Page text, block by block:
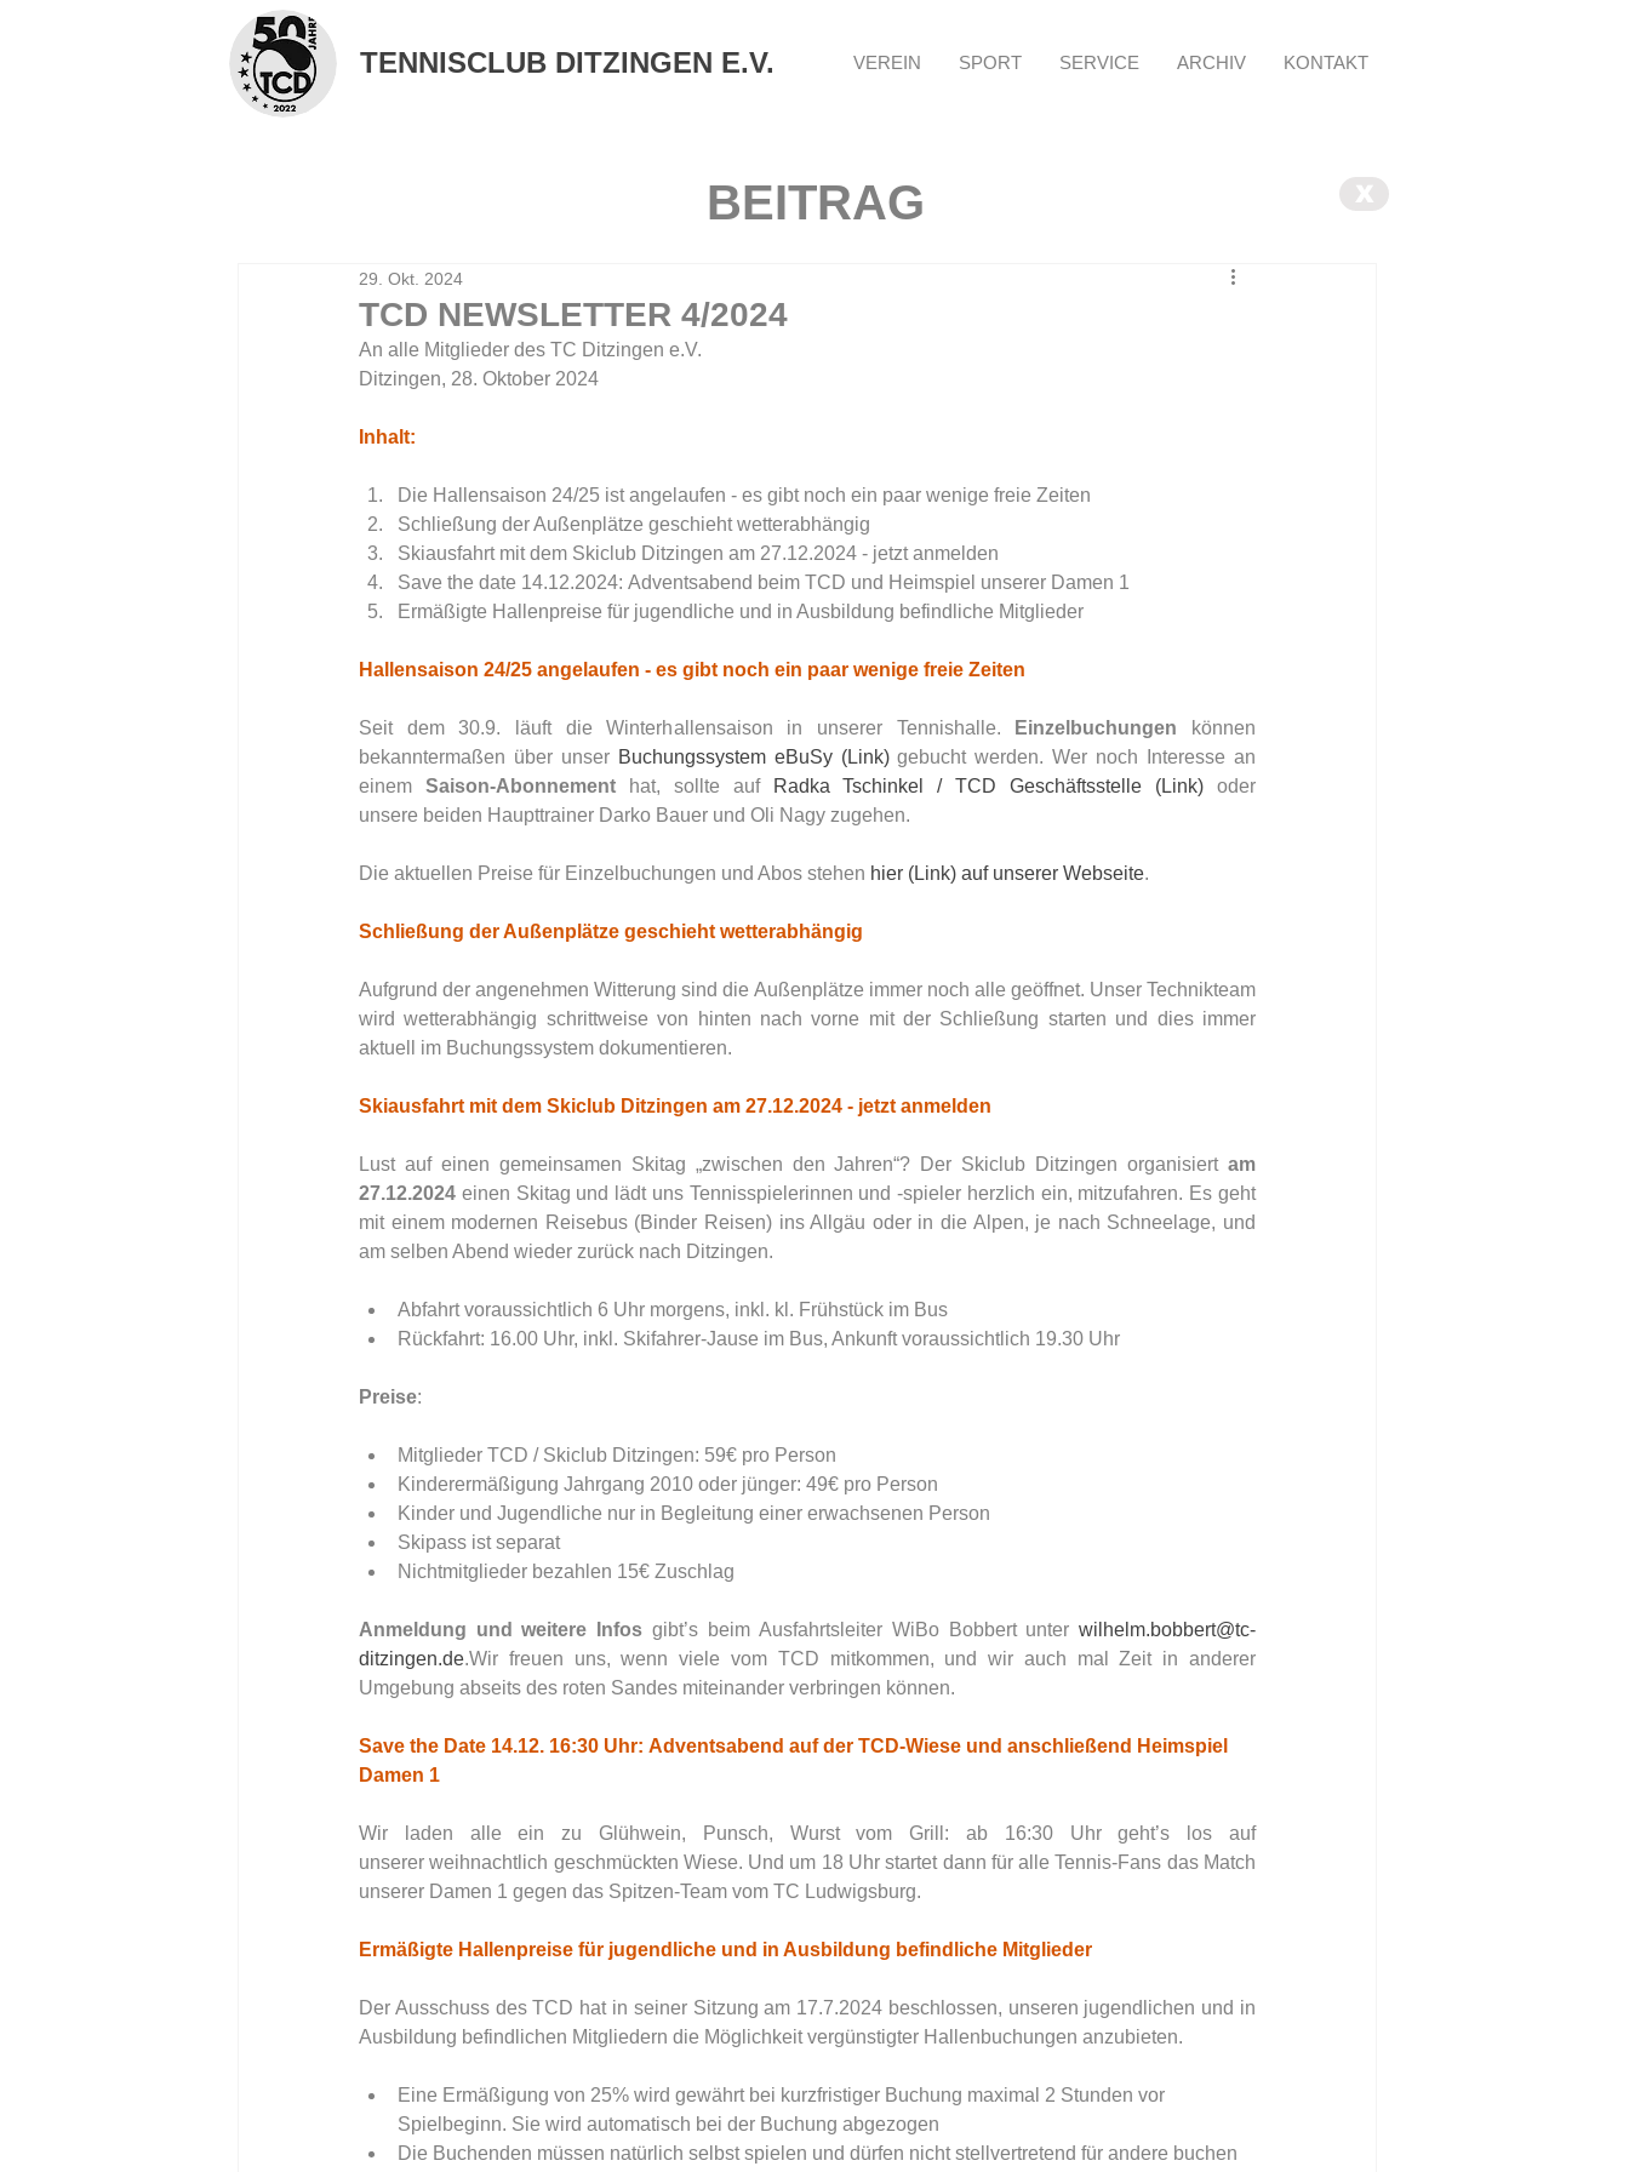
TENNISCLUB DITZINGEN E.V. VEREIN SPORT SERVICE ARCHIV KONTAKT
BEITRAG X
TCD NEWSLETTER 4/2024
29. Okt. 2024
An alle Mitglieder des TC Ditzingen e.V.
Ditzingen, 28. Oktober 2024
Inhalt:
Die Hallensaison 24/25 ist angelaufen - es gibt noch ein paar wenige freie Zeiten
Schließung der Außenplätze geschieht wetterabhängig
Skiausfahrt mit dem Skiclub Ditzingen am 27.12.2024 - jetzt anmelden
Save the date 14.12.2024: Adventsabend beim TCD und Heimspiel unserer Damen 1
Ermäßigte Hallenpreise für jugendliche und in Ausbildung befindliche Mitglieder
Hallensaison 24/25 angelaufen - es gibt noch ein paar wenige freie Zeiten
Seit dem 30.9. läuft die Winterhallensaison in unserer Tennishalle. Einzelbuchungen können
bekanntermaßen über unser Buchungssystem eBuSy (Link) gebucht werden. Wer noch Interesse an
einem Saison-Abonnement hat, sollte auf Radka Tschinkel / TCD Geschäftsstelle (Link) oder
unsere beiden Haupttrainer Darko Bauer und Oli Nagy zugehen.
Die aktuellen Preise für Einzelbuchungen und Abos stehen hier (Link) auf unserer Webseite.
Schließung der Außenplätze geschieht wetterabhängig
Aufgrund der angenehmen Witterung sind die Außenplätze immer noch alle geöffnet. Unser Technikteam
wird wetterabhängig schrittweise von hinten nach vorne mit der Schließung starten und dies immer
aktuell im Buchungssystem dokumentieren.
Skiausfahrt mit dem Skiclub Ditzingen am 27.12.2024 - jetzt anmelden
Lust auf einen gemeinsamen Skitag „zwischen den Jahren“? Der Skiclub Ditzingen organisiert am
27.12.2024 einen Skitag und lädt uns Tennisspielerinnen und -spieler herzlich ein, mitzufahren. Es geht
mit einem modernen Reisebus (Binder Reisen) ins Allgäu oder in die Alpen, je nach Schneelage, und
am selben Abend wieder zurück nach Ditzingen.
Abfahrt voraussichtlich 6 Uhr morgens, inkl. kl. Frühstück im Bus
Rückfahrt: 16.00 Uhr, inkl. Skifahrer-Jause im Bus, Ankunft voraussichtlich 19.30 Uhr
Preise:
Mitglieder TCD / Skiclub Ditzingen: ​59€ pro Person
Kinderermäßigung Jahrgang 2010 oder jünger:​ 49€ pro Person
Kinder und Jugendliche nur in Begleitung einer erwachsenen Person
Skipass ist separat
Nichtmitglieder bezahlen 15€ Zuschlag
Anmeldung und weitere Infos gibt’s beim Ausfahrtsleiter WiBo Bobbert unter wilhelm.bobbert@tc-
ditzingen.de.Wir freuen uns, wenn viele vom TCD mitkommen, und wir auch mal Zeit in anderer
Umgebung abseits des roten Sandes miteinander verbringen können.
Save the Date 14.12. 16:30 Uhr: Adventsabend auf der TCD-Wiese und anschließend Heimspiel
Damen 1
Wir laden alle ein zu Glühwein, Punsch, Wurst vom Grill: ab 16:30 Uhr geht’s los auf
unserer weihnachtlich geschmückten Wiese. Und um 18 Uhr startet dann für alle Tennis-Fans das Match
unserer Damen 1 gegen das Spitzen-Team vom TC Ludwigsburg.
Ermäßigte Hallenpreise für jugendliche und in Ausbildung befindliche Mitglieder
Der Ausschuss des TCD hat in seiner Sitzung am 17.7.2024 beschlossen, unseren jugendlichen und in
Ausbildung befindlichen Mitgliedern die Möglichkeit vergünstigter Hallenbuchungen anzubieten.
Eine Ermäßigung von 25% wird gewährt bei kurzfristiger Buchung maximal 2 Stunden vor
Spielbeginn. Sie wird automatisch bei der Buchung abgezogen
Die Buchenden müssen natürlich selbst spielen und dürfen nicht stellvertretend für andere buchen